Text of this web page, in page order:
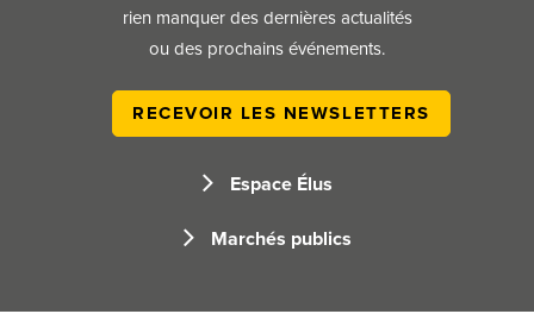
rien manquer des dernières actualités
ou des prochains événements.​
RECEVOIR LES NEWSLETTERS
Espace Élus
Marchés publics